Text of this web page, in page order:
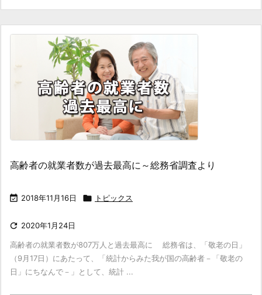
高齢者の就業者数が過去最高に～総務省調査より
 2018年11月16日  トピックス
 2020年1月24日
高齢者の就業者数が807万人と過去最高に 総務省は、「敬老の日」
（9月17日）にあたって、「統計からみた我が国の高齢者－「敬老の
日」にちなんで－」として、統計 ...